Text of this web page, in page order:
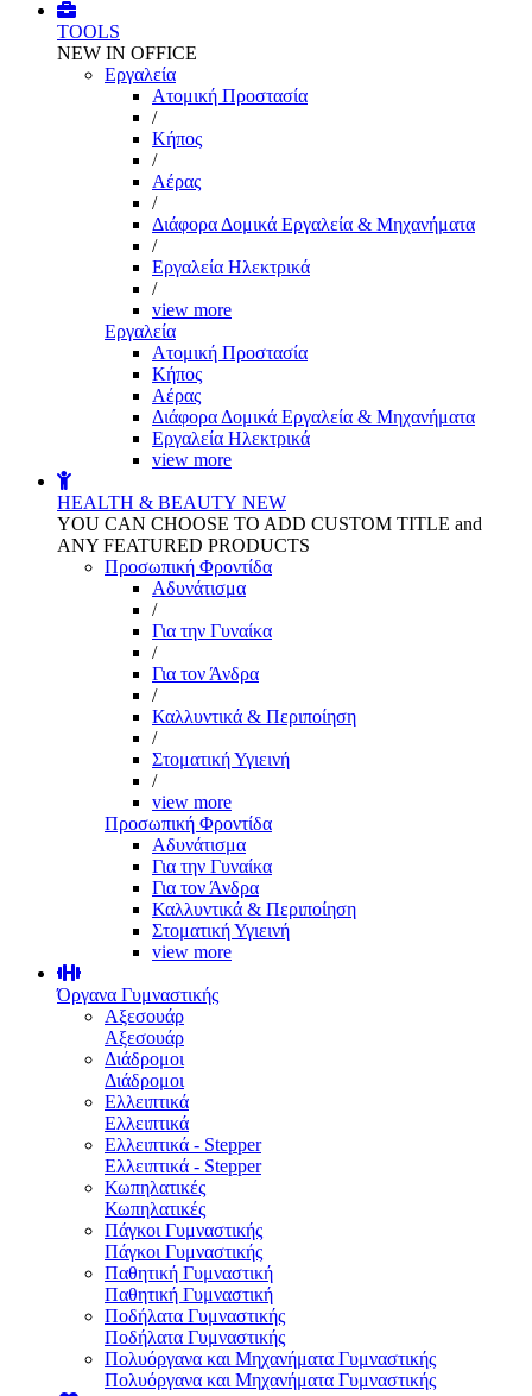
TOOLS
NEW IN OFFICE
Εργαλεία
Aτομική Προστασία
/
Kήπος
/
Αέρας
/
Διάφορα Δομικά Εργαλεία & Μηχανήματα
/
Εργαλεία Ηλεκτρικά
/
view more
Εργαλεία
Aτομική Προστασία
Kήπος
Αέρας
Διάφορα Δομικά Εργαλεία & Μηχανήματα
Εργαλεία Ηλεκτρικά
view more
HEALTH & BEAUTY NEW
YOU CAN CHOOSE TO ADD CUSTOM TITLE and
ANY FEATURED PRODUCTS
Προσωπική Φροντίδα
Αδυνάτισμα
/
Για την Γυναίκα
/
Για τον Άνδρα
/
Καλλυντικά & Περιποίηση
/
Στοματική Υγιεινή
/
view more
Προσωπική Φροντίδα
Αδυνάτισμα
Για την Γυναίκα
Για τον Άνδρα
Καλλυντικά & Περιποίηση
Στοματική Υγιεινή
view more
Όργανα Γυμναστικής
Αξεσουάρ
Αξεσουάρ
Διάδρομοι
Διάδρομοι
Ελλειπτικά
Ελλειπτικά
Ελλειπτικά - Stepper
Ελλειπτικά - Stepper
Κωπηλατικές
Κωπηλατικές
Πάγκοι Γυμναστικής
Πάγκοι Γυμναστικής
Παθητική Γυμναστική
Παθητική Γυμναστική
Ποδήλατα Γυμναστικής
Ποδήλατα Γυμναστικής
Πολυόργανα και Μηχανήματα Γυμναστικής
Πολυόργανα και Μηχανήματα Γυμναστικής